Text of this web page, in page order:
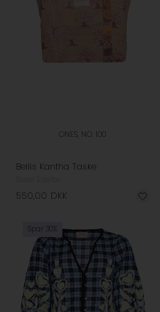
ONES, NO. 100
Bellis Kantha Taske
550,00 DKK
Spar 30%